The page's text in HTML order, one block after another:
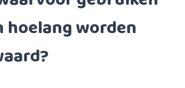
hoelang worden